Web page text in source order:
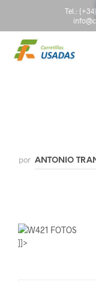
Tel.:
por ANTONIO
]]>